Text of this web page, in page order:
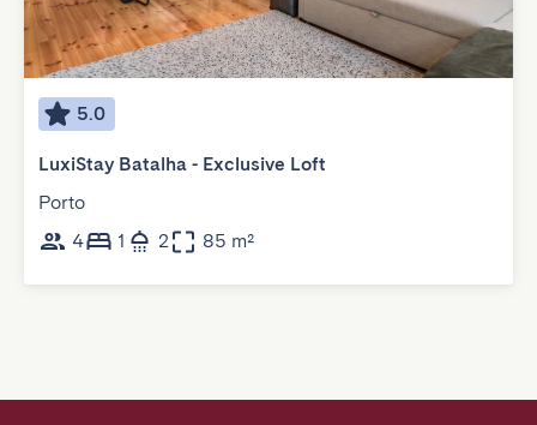
5.0
LuxiStay Batalha - Exclusive Loft
Porto
4
1 2 85 m²